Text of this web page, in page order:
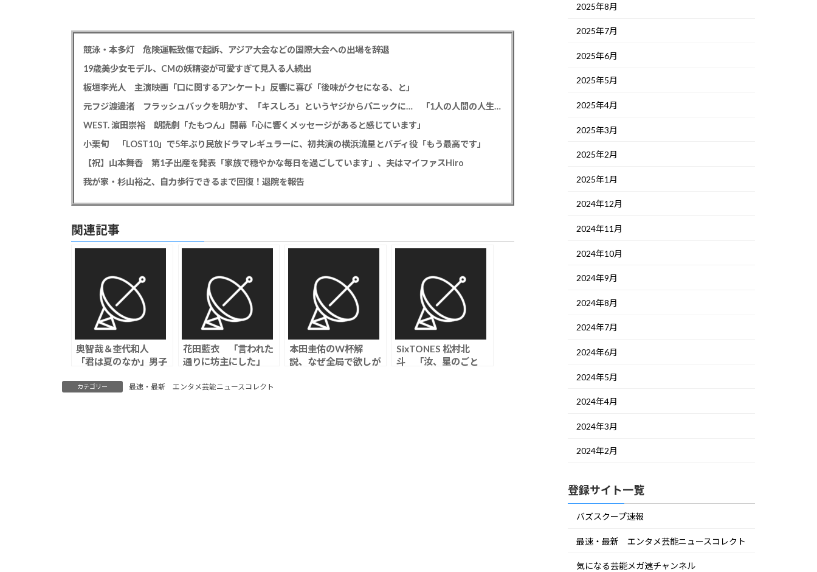
競泳・本多灯 危険運転致傷で起訴、アジア大会などの国際大会への出場を辞退
19歳美少女モデル、CMの妖精姿が可愛すぎて見入る人続出
板垣李光人 主演映画「口に関するアンケート」反響に喜び「後味がクセになる、と」
元フジ渡邊渚 フラッシュバックを明かす、「キスしろ」というヤジからパニックに… 「1人の人間の人生に、当たり前の生活を奪った人が全て悪い」
WEST. 濵田崇裕 朗読劇「たもつん」開幕「心に響くメッセージがあると感じています」
小栗旬 「LOST10」で5年ぶり民放ドラマレギュラーに、初共演の横浜流星とバディ役「もう最高です」
【祝】山本舞香 第1子出産を発表「家族で穏やかな毎日を過ごしています」、夫はマイファスHiro
我が家・杉山裕之、自力歩行できるまで回復！退院を報告
関連記事
奥智哉＆杢代和人
「君は夏のなか」男子
い恋愛青春ドラマでダ
花田藍衣 「言われた
通りに坊主にした」
た」涙ながらに動画で
本田圭佑のW杯解
説、なぜ全局で欲しが
SixTONES 松村北
斗 「汝、星のごと
カテゴリー 最速・最新 エンタメ芸能ニュースコレクト
2025年8月
2025年7月
2025年6月
2025年5月
2025年4月
2025年3月
2025年2月
2025年1月
2024年12月
2024年11月
2024年10月
2024年9月
2024年8月
2024年7月
2024年6月
2024年5月
2024年4月
2024年3月
2024年2月
登録サイト一覧
バズスクープ速報
最速・最新 エンタメ芸能ニュースコレクト
気になる芸能メガ速チャンネル